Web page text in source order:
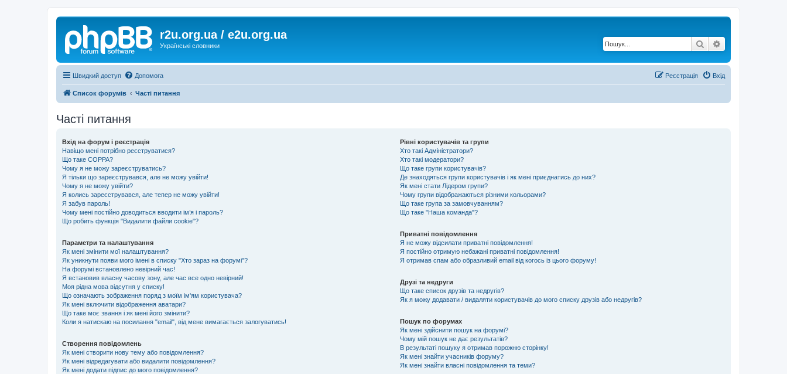
r2u.org.ua / e2u.org.ua
Українські словники Пошук
Швидкий доступ Допомога Вхід
Реєстрація
Список форумів Часті питання
Часті питання
Вхід на форум і реєстрація
Навіщо мені потрібно реєструватися?
Що таке COPPA?
Чому я не можу зареєструватись?
Я тільки що зареєструвався, але не можу увійти!
Чому я не можу увійти?
Я колись зареєструвався, але тепер не можу увійти!
Я забув пароль!
Чому мені постійно доводиться вводити ім’я і пароль?
Що робить функція "Видалити файли cookie"?
Параметри та налаштування
Як мені змінити мої налаштування?
Як уникнути появи мого імені в списку "Хто зараз на форумі"?
На форумі встановлено невірний час!
Я встановив власну часову зону, але час все одно невірний!
Моя рідна мова відсутня у списку!
Що означають зображення поряд з моїм ім'ям користувача?
Як мені включити відображення аватари?
Що таке моє звання і як мені його змінити?
Коли я натискаю на посилання "email", від мене вимагається залогуватись!
Створення повідомлень
Як мені створити нову тему або повідомлення?
Як мені відредагувати або видалити повідомлення?
Як мені додати підпис до мого повідомлення?
Рівні користувачів та групи
Хто такі Адміністратори?
Хто такі модератори?
Що таке групи користувачів?
Де знаходяться групи користувачів і як мені приєднатись до них?
Як мені стати Лідером групи?
Чому групи відображаються різними кольорами?
Що таке група за замовчуванням?
Що таке "Наша команда"?
Приватні повідомлення
Я не можу відсилати приватні повідомлення!
Я постійно отримую небажані приватні повідомлення!
Я отримав спам або образливий email від когось із цього форуму!
Друзі та недруги
Що таке список друзів та недругів?
Як я можу додавати / видаляти користувачів до мого списку друзів або недругів?
Пошук по форумах
Як мені здійснити пошук на форумі?
Чому мій пошук не дає результатів?
В результаті пошуку я отримав порожню сторінку!
Як мені знайти учасників форуму?
Як мені знайти власні повідомлення та теми?